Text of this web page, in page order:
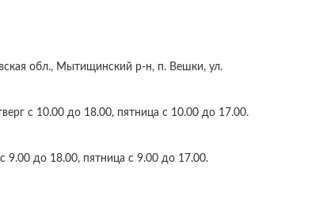
обл., Мытищинский р-н, п. Вешки, ул.
с 10.00 до 18.00, пятница с 10.00 до 17.00.
9.00 до 18.00, пятница с 9.00 до 17.00.